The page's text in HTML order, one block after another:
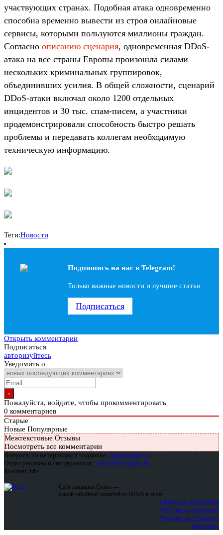
участвующих странах. Подобная атака одновременно
способна временно вывести из строя онлайновые
сервисы, которыми пользуются миллионы граждан.
Согласно описанию сценария, одновременная DDoS-
атака на все страны Европы произошла силами
нескольких криминальных группировок,
объединивших усилия. В общей сложности, сценарий
DDoS-атаки включал около 1200 отдельных
инцидентов и 30 тыс. спам-писем, а участники
продемонстрировали способность быстро решать
проблемы и передавать коллегам необходимую
техническую информацию.
Теги:Новости
Подпишись на наc в Telegram!
Только важные новости и лучшие статьи
Подписаться
Открыть комментарии
Подписаться
авторизуйтесь
Уведомить о
Пожалуйста, войдите, чтобы прокомментировать
0 комментариев
Старые
Новые Популярные
Межтекстовые Отзывы
Посмотреть все комментарии
Вопросы по материалам и подписке: support@glc.ru
Отдел рекламы и спецпроектов: yakovleva.a@glc.ru
Контент 18+
Сайт защищен Qrator —
самой забойной защитой от DDoS в мире
Подписка для физлиц
Подписка для юрлиц
Реклама на «Хакере»
Контакты